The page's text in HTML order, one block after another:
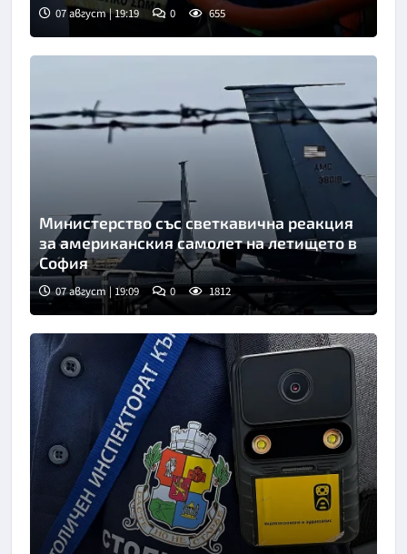
Снимка: АП/БТА
07 август | 19:19 0 655
Министерство със светкавична реакция
за американския самолет на летището в
София
07 август | 19:09 0 1812